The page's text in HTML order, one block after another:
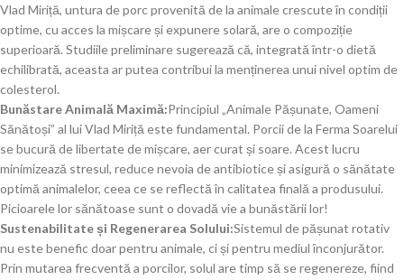
Vlad Miriță, untura de porc provenită de la animale crescute în condiții
optime, cu acces la mișcare și expunere solară, are o compoziție
superioară. Studiile preliminare sugerează că, integrată într-o dietă
echilibrată, aceasta ar putea contribui la menținerea unui nivel optim de
colesterol.
Bunăstare Animală Maximă:Principiul „Animale Pășunate, Oameni
Sănătoși” al lui Vlad Miriță este fundamental. Porcii de la Ferma Soarelui
se bucură de libertate de mișcare, aer curat și soare. Acest lucru
minimizează stresul, reduce nevoia de antibiotice și asigură o sănătate
optimă animalelor, ceea ce se reflectă în calitatea finală a produsului.
Picioarele lor sănătoase sunt o dovadă vie a bunăstării lor!
Sustenabilitate și Regenerarea Solului:Sistemul de pășunat rotativ
nu este benefic doar pentru animale, ci și pentru mediul înconjurător.
Prin mutarea frecventă a porcilor, solul are timp să se regenereze, fiind